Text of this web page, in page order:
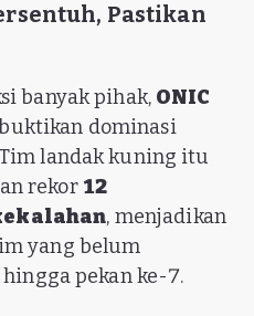
Pastikan
banyak pihak, ONIC
dominasi
landak kuning itu
rekor 12
, menjadikan
yang belum
pekan ke-7.